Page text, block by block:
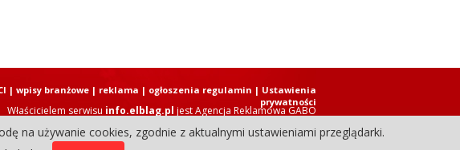
Właścicielem serwisu info.elblag.pl jestAgencja Reklamowa GABO
2004-2026 Elbląski Dziennik Internetowy. Wszystkie prawa zastrzeżone.
| wpisy branżowe| reklama | ogłoszenia regulamin | Ustawienia
prywatności
na używanie cookies, zgodnie z aktualnymi ustawieniami przeglądarki.